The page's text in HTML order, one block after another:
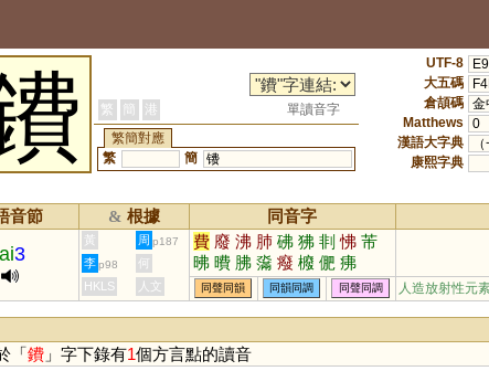
繁 簡 港
單讀音字
繁簡對應
繁
簡 镄
UTF-8
大五碼
倉頡碼 金
Matthews
0
漢語大字典
康熙字典
音節 & 根據 同音字
ai3
黃 周 p187 費 廢 沸 肺 砩 狒 剕 怫 芾
昲 曊 胇 濷 癈 櫠 俷 疿
李 p98
何
HKLS
人文 同聲同韻 同韻同調 同聲同調 人造放射性元
「 鐨」字下錄有1個方言點的讀音